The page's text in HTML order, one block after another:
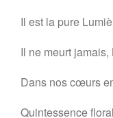
Il est la pure
Il ne meurt
Dans nos cœurs
Quintessence